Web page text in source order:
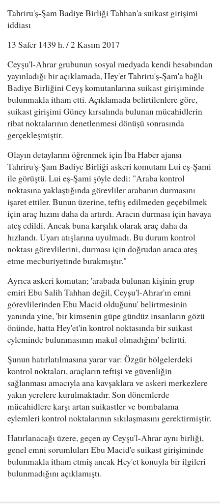
Tahriru'ş-Şam Badiye Birliği Tahhan'a suikast girişimi
iddiası
13 Safer 1439 h. / 2 Kasım 2017
Ceyşu'l-Ahrar grubunun sosyal medyada kendi hesabından
yayınladığı bir açıklamada, Hey'et Tahriru'ş-Şam'a bağlı
Badiye Birliğini Ceyş komutanlarına suikast girişiminde
bulunmakla itham etti. Açıklamada belirtilenlere göre,
suikast girişimi Güney kırsalında bulunan mücahidlerin
ribat noktalarının denetlenmesi dönüşü sonrasında
gerçekleşmiştir.
Olayın detaylarını öğrenmek için İba Haber ajansı
Tahriru'ş-Şam Badiye Birliği askeri komutanı Lui eş-Şami
ile görüştü. Lui eş-Şami şöyle dedi: "Araba kontrol
noktasına yaklaştığında görevliler arabanın durmasını
işaret ettiler. Bunun üzerine, teftiş edilmeden geçebilmek
için araç hızını daha da artırdı. Aracın durması için havaya
ateş edildi. Ancak buna karşılık olarak araç daha da
hızlandı. Uyarı atışlarına uyulmadı. Bu durum kontrol
noktası görevlilerini, durması için doğrudan araca ateş
etme mecburiyetinde bırakmıştır."
Ayrıca askeri komutan; 'arabada bulunan kişinin grup
emiri Ebu Salih Tahhan değil, Ceyşu'l-Ahrar'ın emni
görevlilerinden Ebu Macid olduğunu' belirtmesinin
yanında yine, 'bir kimsenin güpe gündüz insanların gözü
önünde, hatta Hey'et'in kontrol noktasında bir suikast
eyleminde bulunmasının makul olmadığını' belirtti.
Şunun hatırlatılmasına yarar var: Özgür bölgelerdeki
kontrol noktaları, araçların teftişi ve güvenliğin
sağlanması amacıyla ana kavşaklara ve askeri merkezlere
yakın yerelere kurulmaktadır. Son dönemlerde
mücahidlere karşı artan suikastler ve bombalama
eylemleri kontrol noktalarının sıkılaşmasını gerektirmiştir.
Hatırlanacağı üzere, geçen ay Ceyşu'l-Ahrar aynı birliği,
genel emni sorumluları Ebu Macid'e suikast girişiminde
bulunmakla itham etmiş ancak Hey'et konuyla bir ilgileri
bulunmadığını açıklamıştı.